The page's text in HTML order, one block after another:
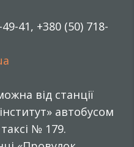
41, +380 (50) 718-
від станції
автобусом
№ 179.